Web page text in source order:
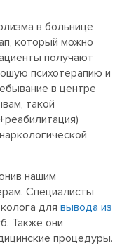
в больнице
который можно
получают
психотерапию и
в центре
такой
нашим
Специалисты
для вывода из
Также они
процедуры.